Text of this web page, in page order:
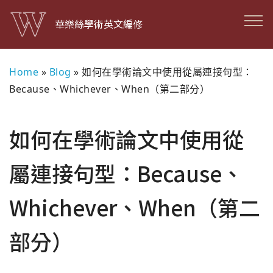
華樂絲學術英文編修
Home » Blog » 如何在學術論文中使用從屬連接句型：
Because、Whichever、When（第二部分）
如何在學術論文中使用從
屬連接句型：Because、
Whichever、When（第二
部分）